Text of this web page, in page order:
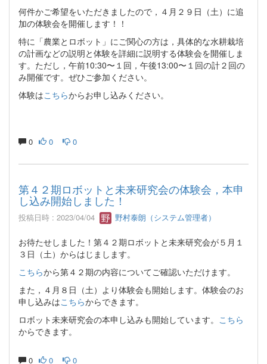
何件かご希望をいただきましたので，４月２９日（土）に追
加の体験会を開催します！！
特に「農業とロボット」にご関心の方は，具体的な水耕栽培
の計画などの説明と体験を詳細に説明する体験会を開催しま
す。ただし，午前10:30〜１回，午後13:00〜１回の計２回の
み開催です。ぜひご参加ください。
体験はこちらからお申し込みください。
0 0 0
第４２期ロボットと未来研究会の体験会，本申
し込み開始しました！
投稿日時 : 2023/04/04 野村泰朗（システム管理者）
お待たせしました！第４２期ロボットと未来研究会が５月１
３日（土）からはじまします。
こちらから第４２期の内容についてご確認いただけます。
また，４月８日（土）より体験会も開始します。体験会のお
申し込みはこちらからできます。
ロボット未来研究会の本申し込みも開始しています。 こちら
からできます。
0 0 0